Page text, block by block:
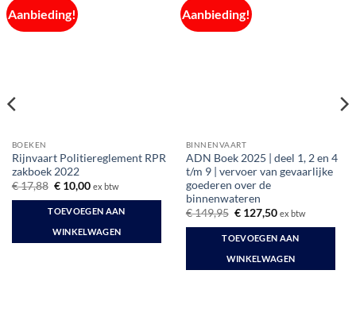
Aanbieding!
BOEKEN
Rijnvaart Politiereglement RPR
zakboek 2022
€17,88 Oorspronkelijke
was:
€ 17,88.
€10,00Huidige
is:
€ 10,00.
ex btw
TOEVOEGEN AAN
WINKELWAGEN
Aanbieding!
BINNENVAART
ADN Boek 2025 | deel 1, 2 en 4
t/m 9 | vervoer van gevaarlijke
goederen over de
binnenwateren
€149,95 Oorspronkelijke
was:
€ 149,95.
€127,50Huidige
is:
€ 127,50.
ex btw
TOEVOEGEN AAN
WINKELWAGEN